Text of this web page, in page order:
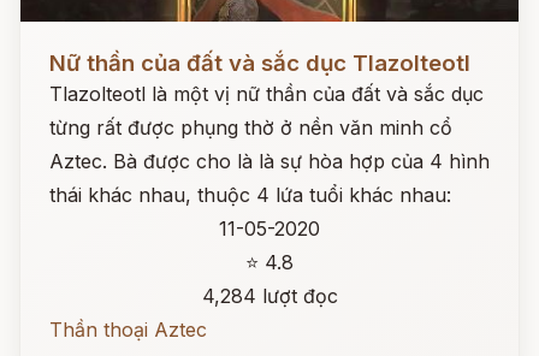
Nữ thần của đất và sắc dục Tlazolteotl
Tlazolteotl là một vị nữ thần của đất và sắc dục
từng rất được phụng thờ ở nền văn minh cổ
Aztec. Bà được cho là là sự hòa hợp của 4 hình
thái khác nhau, thuộc 4 lứa tuổi khác nhau:
11-05-2020
⭐ 4.8
4,284 lượt đọc
Thần thoại Aztec